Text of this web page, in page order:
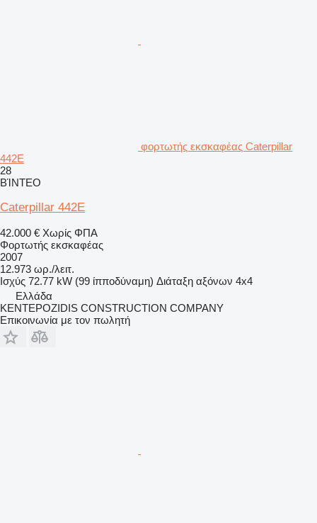
φορτωτής εκσκαφέας Caterpillar
442E
28
ΒΊΝΤΕΟ
Caterpillar 442E
42.000 € Χωρίς ΦΠΑ
Φορτωτής εκσκαφέας
2007
12.973 ωρ./λειτ.
Ισχύς 72.77 kW (99 ίπποδύναμη) Διάταξη αξόνων 4x4
Ελλάδα
KENTEPOZIDIS CONSTRUCTION COMPANY
Επικοινωνία με τον πωλητή